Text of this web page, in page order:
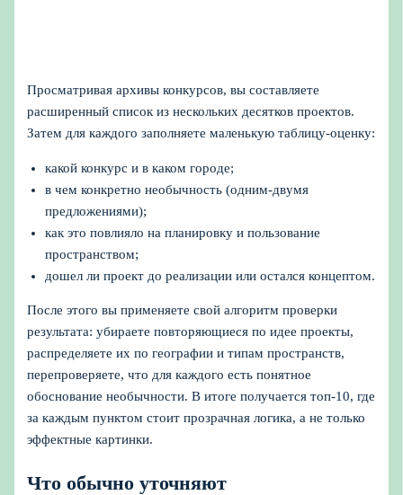
Просматривая архивы конкурсов, вы составляете
расширенный список из нескольких десятков проектов.
Затем для каждого заполняете маленькую таблицу-оценку:
какой конкурс и в каком городе;
в чем конкретно необычность (одним-двумя
предложениями);
как это повлияло на планировку и пользование
пространством;
дошел ли проект до реализации или остался концептом.
После этого вы применяете свой алгоритм проверки
результата: убираете повторяющиеся по идее проекты,
распределяете их по географии и типам пространств,
перепроверяете, что для каждого есть понятное
обоснование необычности. В итоге получается топ-10, где
за каждым пунктом стоит прозрачная логика, а не только
эффектные картинки.
Что обычно уточняют